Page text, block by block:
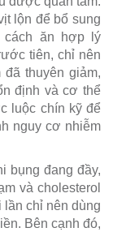
lộn để bổ sung
cách ăn hợp lý
tiên, chỉ nên
thuyên giảm,
định và cơ thể
luộc chín kỹ để
nguy cơ nhiễm
bụng đang đầy,
và cholesterol
lần chỉ nên dùng
Bên cạnh đó,